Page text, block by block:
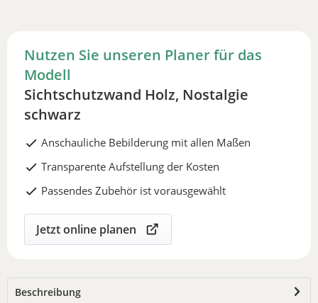
Nutzen Sie unseren Planer für das
Modell
Sichtschutzwand Holz, Nostalgie
schwarz
Anschauliche Bebilderung mit allen Maßen
Transparente Aufstellung der Kosten
Passendes Zubehör ist vorausgewählt
Jetzt online planen
Beschreibung